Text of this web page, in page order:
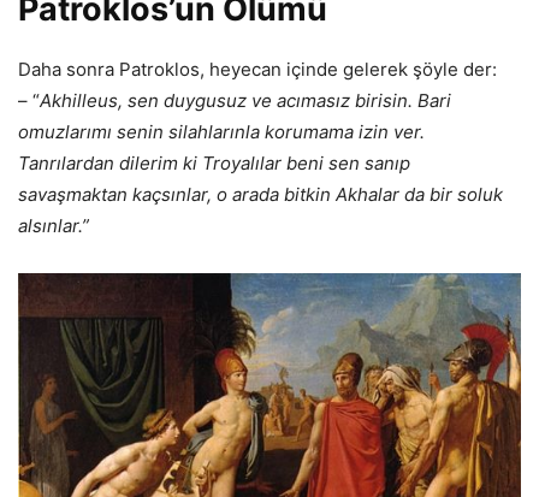
Patroklos’un Ölümü
Daha sonra Patroklos, heyecan içinde gelerek şöyle der:
– “Akhilleus, sen duygusuz ve acımasız birisin. Bari
omuzlarımı senin silahlarınla korumama izin ver.
Tanrılardan dilerim ki Troyalılar beni sen sanıp
savaşmaktan kaçsınlar, o arada bitkin Akhalar da bir soluk
alsınlar.”